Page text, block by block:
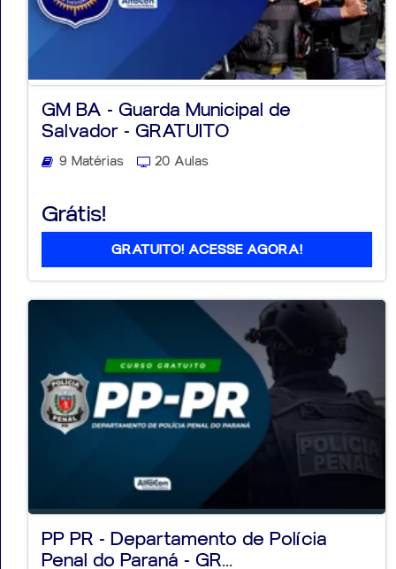
GM BA - Guarda Municipal de
Salvador - GRATUITO
9 Matérias 20 Aulas
Grátis!
GRATUITO! ACESSE AGORA!
PP PR - Departamento de Polícia
Penal do Paraná - GR...